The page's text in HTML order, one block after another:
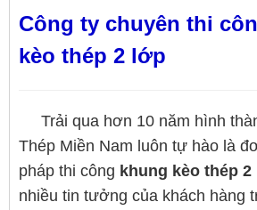
Công ty chuyên thi
kèo thép 2 lớp
Trải qua hơn 10 năm hình
Thép Miền Nam luôn tự hào là
pháp thi công khung kèo thép
nhiều tin tưởng của khách hàng